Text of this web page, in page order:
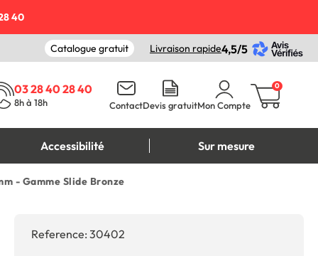
40
Catalogue gratuit Livraison rapide4,5/5
03 28 40 28 40
8h à 18h ContactDevis gratuitMon Compte
0
Accessibilité Sur mesure
- Gamme Slide Bronze
Reference: 30402